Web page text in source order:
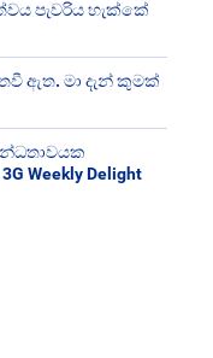
පැවරිය හැක්කේ
ඇත. මා දැන් කුමක්
Weekly Delight